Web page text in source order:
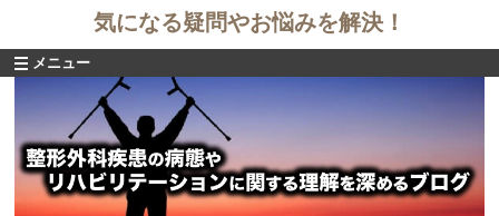
気になる疑問やお悩みを解決！
メニュー